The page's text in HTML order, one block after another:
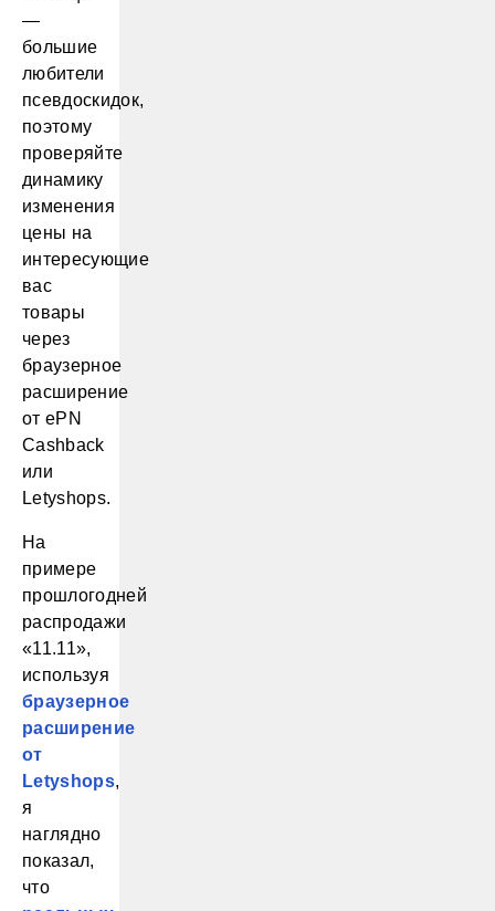
—
большие
любители
псевдоскидок,
поэтому
проверяйте
динамику
изменения
цены на
интересующие
вас
товары
через
браузерное
расширение
от ePN
Cashback
или
Letyshops.
На
примере
прошлогодней
распродажи
«11.11»,
используя
браузерное
расширение
от
Letyshops,
я
наглядно
показал,
что